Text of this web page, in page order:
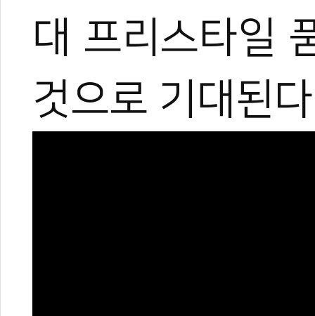
대 프리스타일
것으로 기대된